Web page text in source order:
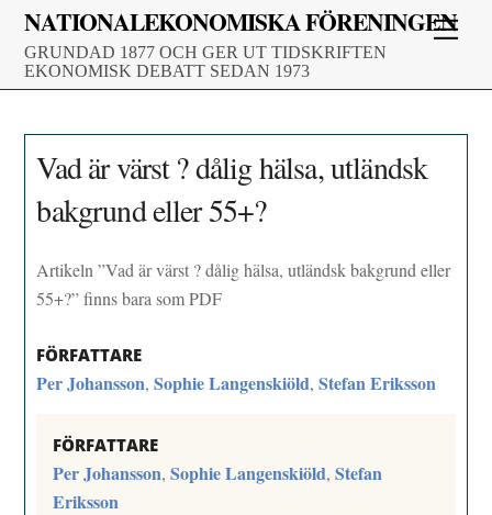
Skip
content
NATIONALEKONOMISKA FÖRENINGEN
GRUNDAD 1877 OCH GER UT TIDSKRIFTEN
EKONOMISK DEBATT SEDAN 1973
Vad är värst ? dålig hälsa, utländsk
bakgrund eller 55+?
Artikeln ”Vad är värst ? dålig hälsa, utländsk bakgrund eller
55+?” finns bara som PDF
FÖRFATTARE
Per Johansson,Sophie Langenskiöld,Stefan Eriksson
FÖRFATTARE
Per Johansson,Sophie Langenskiöld,Stefan
Eriksson